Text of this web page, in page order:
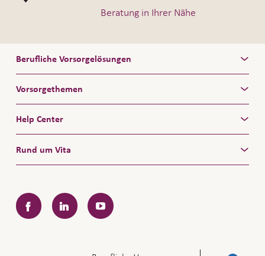
Beratung in Ihrer Nähe
Berufliche Vorsorgelösungen
Vorsorgethemen
Help Center
Rund um Vita
FacebookLinkedInYouTube